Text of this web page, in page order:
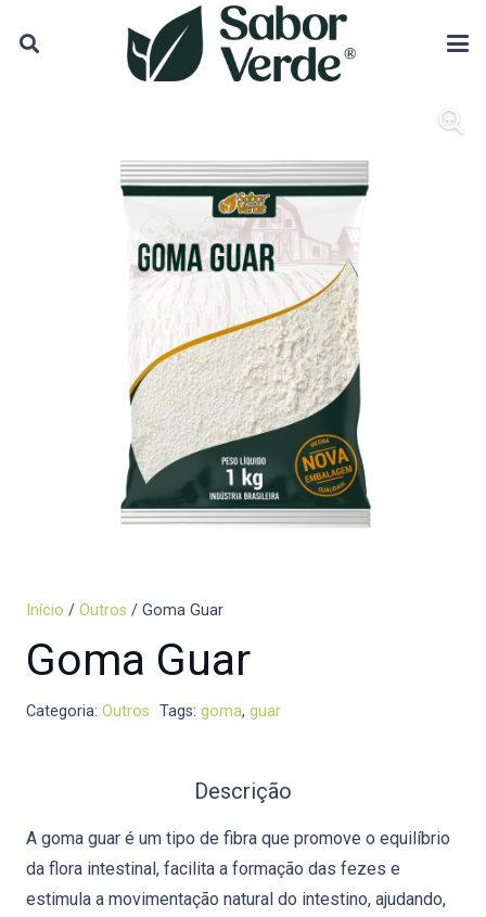
Início / Outros / Goma Guar
Goma Guar
Categoria: Outros Tags: goma, guar
Descrição
A goma guar é um tipo de fibra que promove o equilíbrio
da flora intestinal, facilita a formação das fezes e
estimula a movimentação natural do intestino, ajudando,